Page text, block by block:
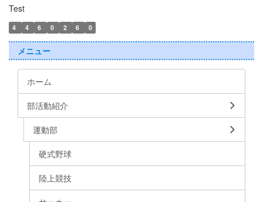
Test
4 4 6 0 2 6 0
メニュー
ホーム
部活動紹介
運動部
硬式野球
陸上競技